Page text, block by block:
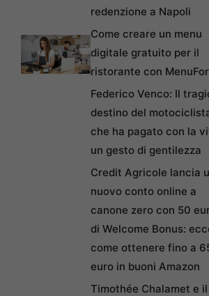
redenzione a Napoli
Come creare un menu
digitale gratuito per il
ristorante con
Federico Venco: Il
destino del
che ha pagato con la
un gesto di gentilezza
Credit Agricole lancia
nuovo conto online a
canone zero con 50
di Welcome Bonus:
come ottenere fino a
euro in buoni Amazon
Timothée Chalamet e il